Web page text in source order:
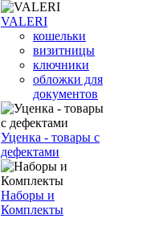
VALERI
кошельки
визитницы
ключники
обложки для
документов
Уценка - товары с
дефектами
Наборы и
Комплекты